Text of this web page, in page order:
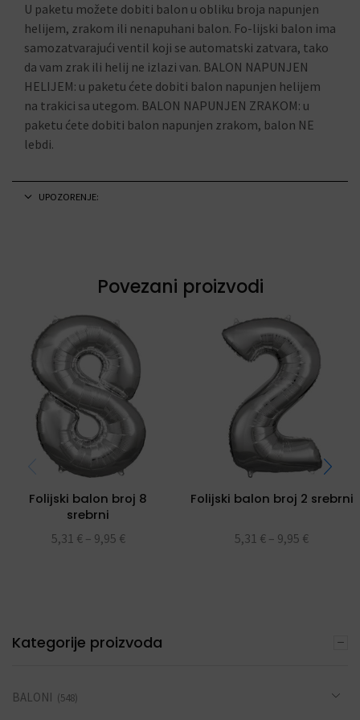
U paketu možete dobiti balon u obliku broja napunjen
helijem, zrakom ili nenapuhani balon. Fo-lijski balon ima
samozatvarajući ventil koji se automatski zatvara, tako
da vam zrak ili helij ne izlazi van. BALON NAPUNJEN
HELIJEM: u paketu ćete dobiti balon napunjen helijem
na trakici sa utegom. BALON NAPUNJEN ZRAKOM: u
paketu ćete dobiti balon napunjen zrakom, balon NE
lebdi.
UPOZORENJE:
Povezani proizvodi
Folijski balon broj 8
srebrni
5,31 € – 9,95 €
Folijski balon broj 2 srebrni
5,31 € – 9,95 €
Kategorije proizvoda
BALONI (548)